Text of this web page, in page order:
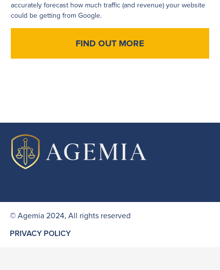
accurately forecast how much traffic (and revenue) your website
could be getting from Google.
FIND OUT MORE
© Agemia 2024, All rights reserved
PRIVACY POLICY